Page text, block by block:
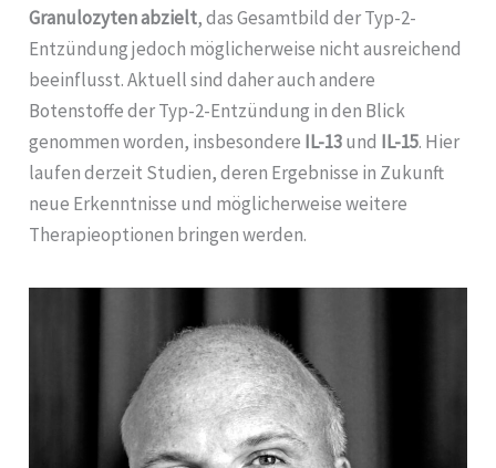
Granulozyten abzielt, das Gesamtbild der Typ-2-
Entzündung jedoch möglicherweise nicht ausreichend
beeinflusst. Aktuell sind daher auch andere
Botenstoffe der Typ-2-Entzündung in den Blick
genommen worden, insbesondere IL-13und IL-15. Hier
laufen derzeit Studien, deren Ergebnisse in Zukunft
neue Erkenntnisse und möglicherweise weitere
Therapieoptionen bringen werden.